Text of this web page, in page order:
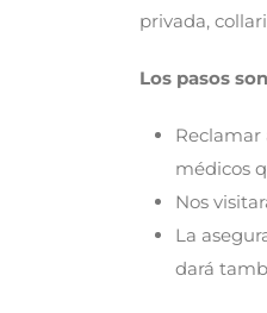
privada,
Los pasos
Reclamar
médicos
Nos
La
dará